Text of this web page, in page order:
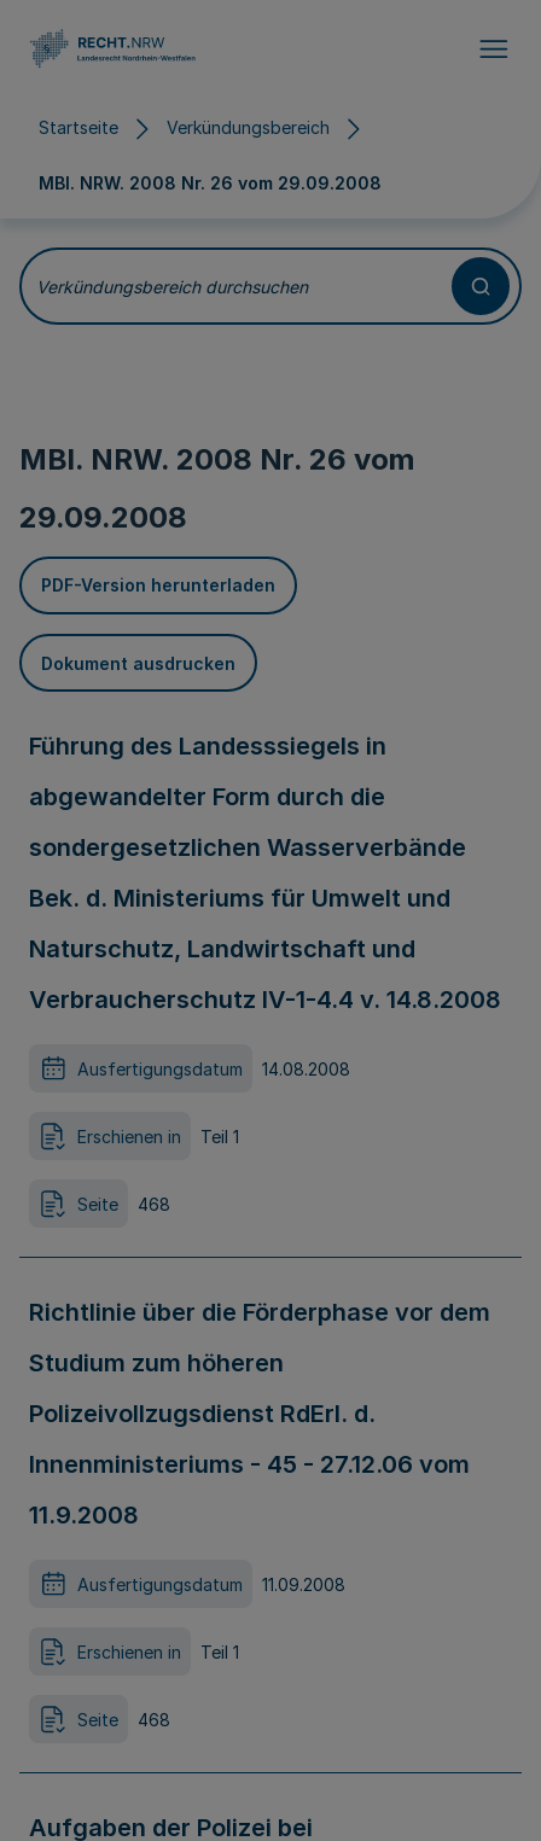
Startseite Verkündungsbereich
MBl. NRW. 2008 Nr. 26 vom 29.09.2008
Verkündungsbereich durchsuchen
MBl. NRW. 2008 Nr. 26 vom
29.09.2008
PDF-Version herunterladen
Dokument ausdrucken
Führung des Landesssiegels in
abgewandelter Form durch die
sondergesetzlichen Wasserverbände
Bek. d. Ministeriums für Umwelt und
Naturschutz, Landwirtschaft und
Verbraucherschutz IV-1-4.4 v. 14.8.2008
Ausfertigungsdatum 14.08.2008
Erschienen in Teil 1
Seite 468
Richtlinie über die Förderphase vor dem
Studium zum höheren
Polizeivollzugsdienst RdErl. d.
Innenministeriums - 45 - 27.12.06 vom
11.9.2008
Ausfertigungsdatum 11.09.2008
Erschienen in Teil 1
Seite 468
Aufgaben der Polizei bei